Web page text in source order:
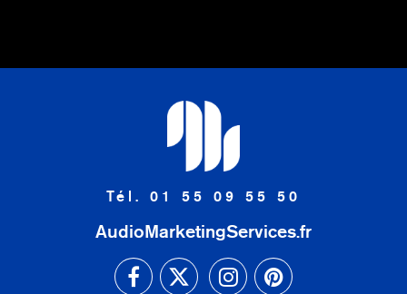
Tél. 01 55 09 55 50
AudioMarketingServices.fr